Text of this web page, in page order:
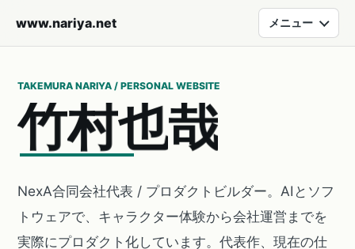
www.nariya.net メニュー
TAKEMURA NARIYA / PERSONAL WEBSITE
竹村也哉
NexA合同会社代表 / プロダクトビルダー。AIとソフ
トウェアで、キャラクター体験から会社運営までを
実際にプロダクト化しています。代表作、現在の仕